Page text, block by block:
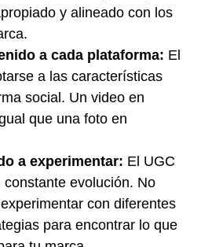
y alineado con los
a cada plataforma: El
a las características
social. Un video en
que una foto en
a experimentar: El UGC
evolución. No
con diferentes
para encontrar lo que